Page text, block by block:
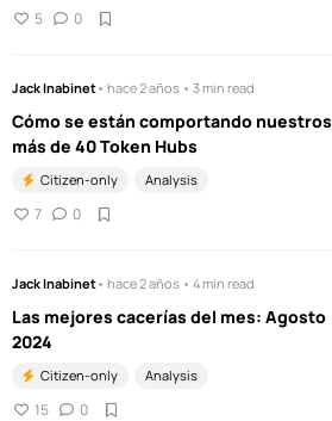
5 0
Jack Inabinet• hace 2 años • 3 min read
Cómo se están comportando nuestros
más de 40 Token Hubs
Citizen-only Analysis
7 0
Jack Inabinet• hace 2 años • 4 min read
Las mejores cacerías del mes: Agosto
2024
Citizen-only Analysis
15 0